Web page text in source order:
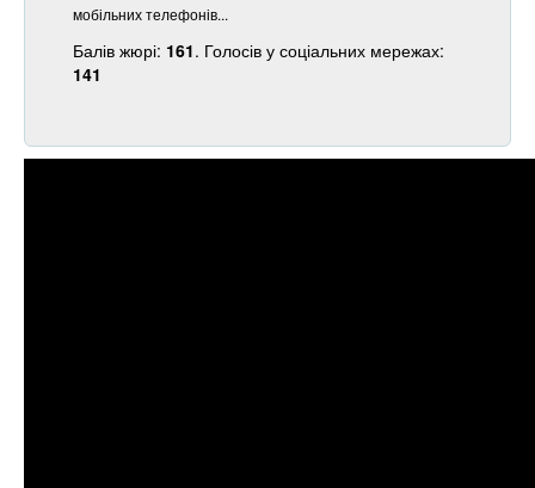
мобільних телефонів...
Балів жюрі: 161. Голосів у соціальних мережах:
141